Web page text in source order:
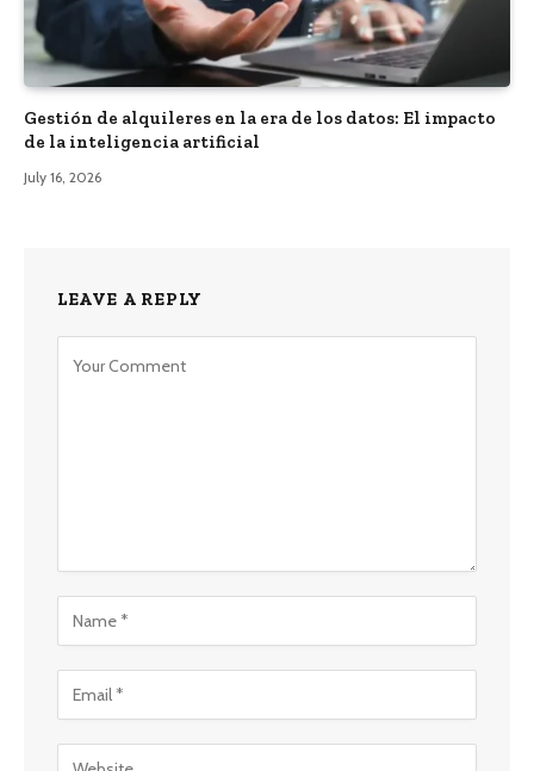
Gestión de alquileres en la era de los datos: El impacto
de la inteligencia artificial
July 16, 2026
LEAVE A REPLY